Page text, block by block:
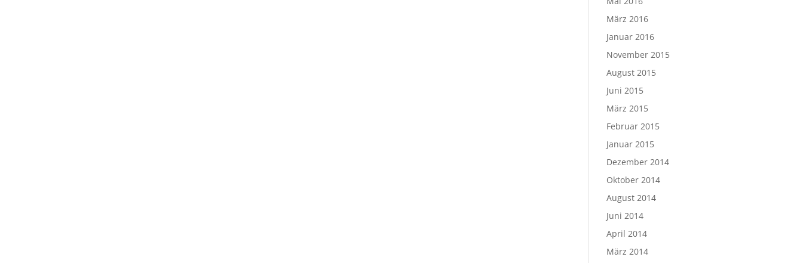
März 2016
Januar 2016
November 2015
August 2015
Juni 2015
März 2015
Februar 2015
Januar 2015
Dezember 2014
Oktober 2014
August 2014
Juni 2014
April 2014
März 2014